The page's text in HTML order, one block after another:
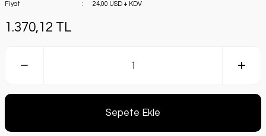
Fiyat
24,00 USD + KDV
1.370,12 TL
Sepete Ekle